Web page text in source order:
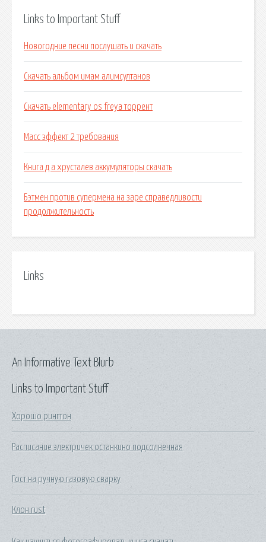
Links to Important Stuff
Новогодние песни послушать и скачать
Скачать альбом имам алимсултанов
Скачать elementary os freya торрент
Масс эффект 2 требования
Книга д а хрусталев аккумуляторы скачать
Бэтмен против супермена на заре справедливости
продолжительность
Links
Links to Important Stuff
Хорошо рингтон
Расписание электричек останкино подсолнечная
Гост на ручную газовую сварку
Клон rust
An Informative Text Blurb